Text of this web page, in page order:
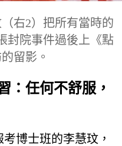
（右2） 把所有當時的
封院事件過後上《點
留影。
：任何不舒服，
博士班的李慧玟，